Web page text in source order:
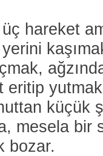
hareket
eritip
küçük
mesela bir
bozar.